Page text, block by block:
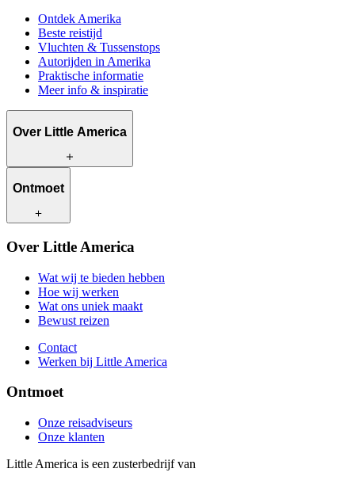
Ontdek Amerika
Beste reistijd
Vluchten & Tussenstops
Autorijden in Amerika
Praktische informatie
Meer info & inspiratie
Over Little America
Wat wij te bieden hebben
Wat ons uniek maakt
Contact
Werken bij Little America
Ontmoet
Onze reisadviseurs
Over Little America
Wat wij te bieden hebben
Hoe wij werken
Wat ons uniek maakt
Bewust reizen
Contact
Werken bij Little America
Ontmoet
Onze reisadviseurs
Onze klanten
Little America is een zusterbedrijf van